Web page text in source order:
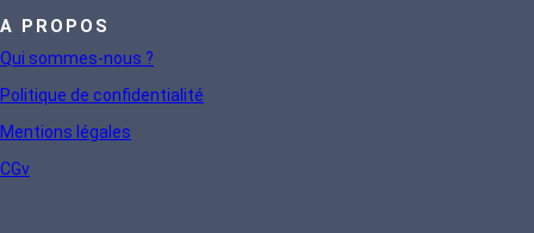
A PROPOS
Qui sommes-nous ?
Politique de confidentialité
Mentions légales
CGv